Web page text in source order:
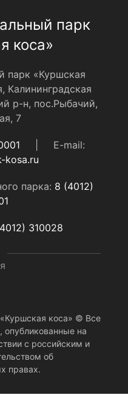
парк
коса»
парк «Куршская
Калининградская
р-н, пос.Рыбачий,
7
E-mail:
kosa.ru
парка: 8 (4012)
310028
коса» © Все
на
с российским и
об
правах.